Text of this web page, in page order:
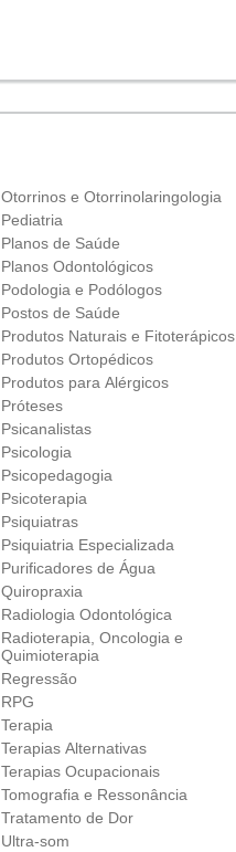
Otorrinos e Otorrinolaringologia
Pediatria
Planos de Saúde
Planos Odontológicos
Podologia e Podólogos
Postos de Saúde
Produtos Naturais e Fitoterápicos
Produtos Ortopédicos
Produtos para Alérgicos
Próteses
Psicanalistas
Psicologia
Psicopedagogia
Psicoterapia
Psiquiatras
Psiquiatria Especializada
Purificadores de Água
Quiropraxia
Radiologia Odontológica
Radioterapia, Oncologia e
Quimioterapia
Regressão
RPG
Terapia
Terapias Alternativas
Terapias Ocupacionais
Tomografia e Ressonância
Tratamento de Dor
Ultra-som